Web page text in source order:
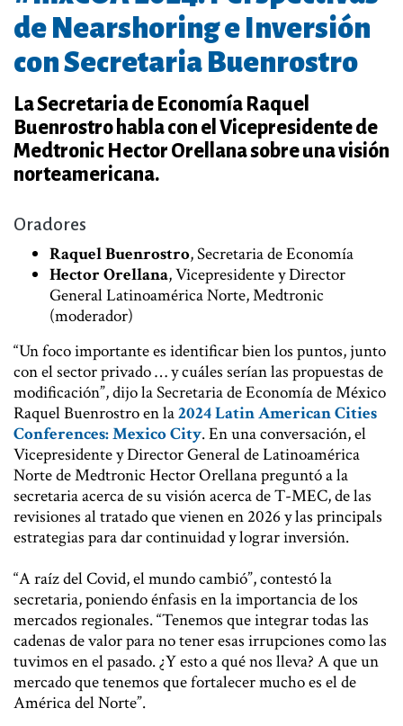
de Nearshoring e Inversión
con Secretaria Buenrostro
La Secretaria de Economía Raquel
Buenrostro habla con el Vicepresidente de
Medtronic Hector Orellana sobre una visión
norteamericana.
Oradores
Raquel Buenrostro, Secretaria de Economía
Hector Orellana, Vicepresidente y Director
General Latinoamérica Norte, Medtronic
(moderador)
“Un foco importante es identificar bien los puntos, junto
con el sector privado … y cuáles serían las propuestas de
modificación”, dijo la Secretaria de Economía de México
Raquel Buenrostro en la2024 Latin American Cities
Conferences: Mexico City. En una conversación, el
Vicepresidente y Director General de Latinoamérica
Norte de Medtronic Hector Orellana preguntó a la
secretaria acerca de su visión acerca de T-MEC, de las
revisiones al tratado que vienen en 2026 y las principals
estrategias para dar continuidad y lograr inversión.
“A raíz del Covid, el mundo cambió”, contestó la
secretaria, poniendo énfasis en la importancia de los
mercados regionales. “Tenemos que integrar todas las
cadenas de valor para no tener esas irrupciones como las
tuvimos en el pasado. ¿Y esto a qué nos lleva? A que un
mercado que tenemos que fortalecer mucho es el de
América del Norte”.